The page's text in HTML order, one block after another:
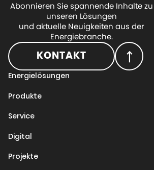
Abonnieren Sie spannende Inhalte zu
unseren Lösungen
und aktuelle Neuigkeiten aus der
Energiebranche.
KONTAKT
Energielösungen
Produkte
Service
Digital
Projekte